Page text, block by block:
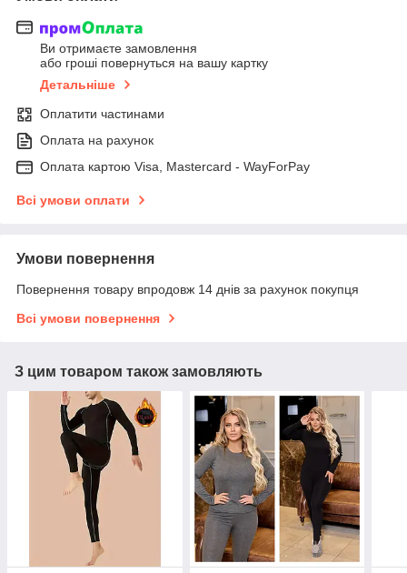
Ви отримаєте замовлення
або гроші повернуться на вашу картку
Детальніше
Оплатити частинами
Оплата на рахунок
Оплата картою Visa, Mastercard - WayForPay
Всі умови оплати
Умови повернення
Повернення товару впродовж 14 днів за рахунок покупця
Всі умови повернення
З цим товаром також замовляють